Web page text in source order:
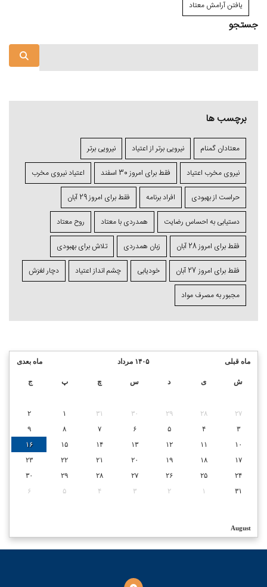
یافتن آرامش معتاد
جستجو
برچسب ها
معتادان گمنام نیرویی برتر از اعتیاد نیرویی برتر
نیروی مخرب اعتیاد فقط برای امروز 30 اسفند اعتياد نیروی مخرب
حراست از بهبودی افراد برنامه فقط برای امروز 29 آبان
دستیابی به احساس رضایت همدردی با معتاد روح معتاد
فقط برای امروز 28 آبان زبان همدردی تلاش برای بهبودی
فقط برای امروز 27 آبان خودیابی چشم⁯ انداز اعتیاد دچار لغزش
مجبور به مصرف مواد
ماه بعدی ۱۴۰۵ مرداد ماه قبلی
ش ی د س چ پ ج
۲۷ ۲۸ ۲۹ ۳۰ ۳۱ ۱
۲
۳
۴ ۵ ۶ ۷ ۸
۹
۱۰
۱۱ ۱۲ ۱۳ ۱۴ ۱۵
۱۶
۱۷
۱۸ ۱۹ ۲۰ ۲۱ ۲۲
۲۳
۲۴
۲۵ ۲۶ ۲۷ ۲۸ ۲۹
۳۰
۳۱
۱ ۲ ۳ ۴ ۵ ۶
August